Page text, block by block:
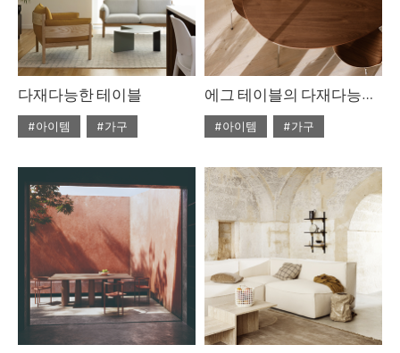
다재다능한 테이블
#아이템
#가구
에그 테이블의 다재다능한 아름다움
#아이템
#가구
#ISSUE265
#테이블